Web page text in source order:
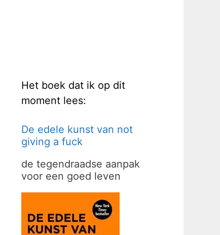
Het boek dat ik op dit
moment lees:
De edele kunst van not
giving a fuck
de tegendraadse aanpak
voor een goed leven